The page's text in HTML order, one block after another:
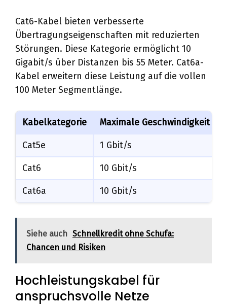
Cat6-Kabel bieten verbesserte
Übertragungseigenschaften mit reduzierten
Störungen. Diese Kategorie ermöglicht 10
Gigabit/s über Distanzen bis 55 Meter. Cat6a-
Kabel erweitern diese Leistung auf die vollen
100 Meter Segmentlänge.
Kabelkategorie Maximale Geschwindigkeit
Cat5e 1 Gbit/s
Cat6 10 Gbit/s
Cat6a 10 Gbit/s
Siehe auch Schnellkredit ohne Schufa:
Chancen und Risiken
Hochleistungskabel für
anspruchsvolle Netze